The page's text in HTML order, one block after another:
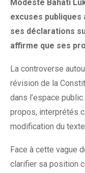
Modeste Bahati
excuses
ses déclarations
affirme que ses
La controverse
révision de la
dans l’espace
propos, interprétés
modification du
Face à cette vague
clarifier sa position